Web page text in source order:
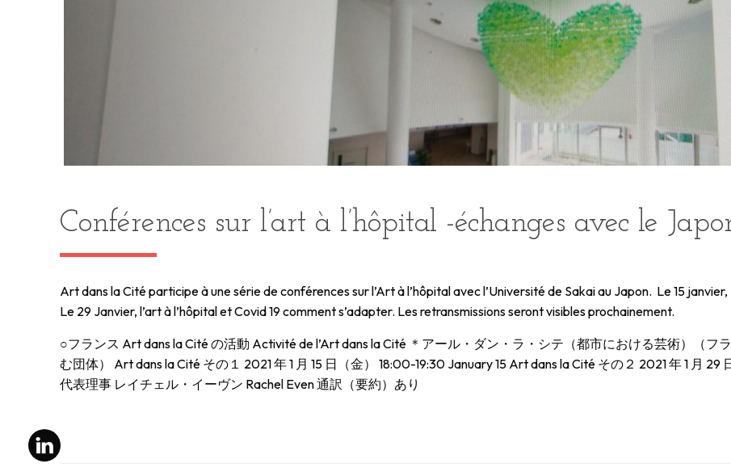
Conférences sur l’art à l’hôpital -échanges avec le
Art dans la Cité participe à une série de conférences sur l’Art à l’hôpital avec l’Université de Sakai au Japon. Le 15
Le 29 Janvier, l’art à l’hôpital et Covid 19 comment s’adapter. Les retransmissions seront visibles prochainement.
○フランス Art dans la Cité の活動 Activité de l’Art dans la Cité ＊アール・ダン・ラ・シテ（都市における芸術）（
む団体） Art dans la Cité その１ 2021 年 1 月 15 日（金） 18:00-19:30 January 15 Art dans la Cité その２ 2021 年 1 月
代表理事 レイチェル・イーヴン Rachel Even 通訳（要約）あり